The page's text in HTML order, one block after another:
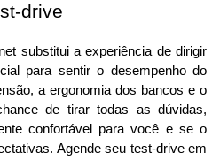
drive
substitui a experiência de dirigir
para sentir o desempenho do
a ergonomia dos bancos e o
de tirar todas as dúvidas,
confortável para você e se o
Agende seu test-drive em